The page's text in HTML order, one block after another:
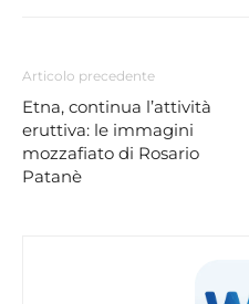
Articolo precedente
Etna, continua l’attività
eruttiva: le immagini
mozzafiato di Rosario
Patanè